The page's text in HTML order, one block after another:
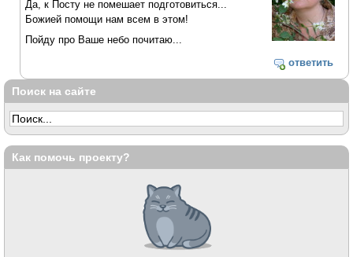
Да, к Посту не помешает подготовиться...
Божией помощи нам всем в этом!
Пойду про Ваше небо почитаю...
ответить
Поиск на сайте
Как помочь проекту?